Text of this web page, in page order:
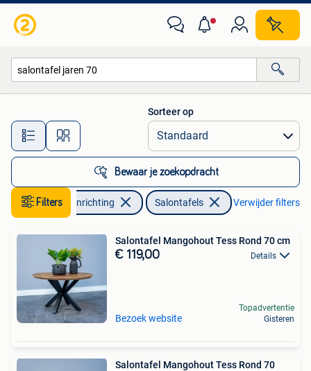
Alle afstanden…
Sorteer op
Bewaar je zoekopdracht
Filters
Huis en Inrichting Salontafels Verwijder filters
Salontafel Mangohout Tess Rond 70 cm
€ 119,00 Details
Bezoek website
Topadvertentie
Gisteren
Salontafel Mangohout Tess Rond 70